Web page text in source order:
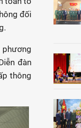
đối
phương
đàn
thông